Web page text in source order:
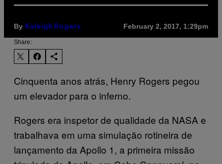
By Kaleigh Rogers February 2, 2017, 1:29pm
Share:
Cinquenta anos atrás, Henry Rogers pegou
um elevador para o inferno.
Rogers era inspetor de qualidade da NASA e
trabalhava em uma simulação rotineira de
lançamento da Apollo 1, a primeira missão